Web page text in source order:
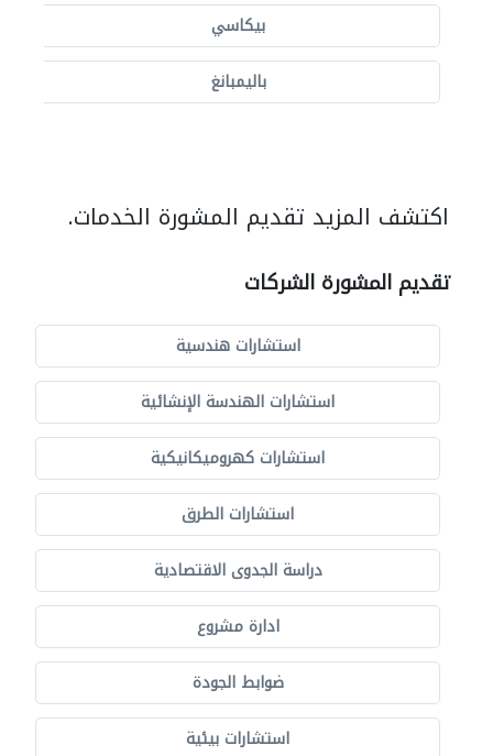
بيكاسي
باليمبانغ
اكتشف المزيد تقديم المشورة الخدمات.
تقديم المشورة الشركات
استشارات هندسية
استشارات الهندسة الإنشائية
استشارات كهروميكانيكية
استشارات الطرق
دراسة الجدوى الاقتصادية
ادارة مشروع
ضوابط الجودة
استشارات بيئية